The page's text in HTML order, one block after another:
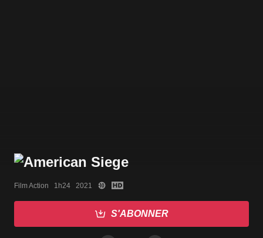
Film Action   1h24   2021
S'ABONNER